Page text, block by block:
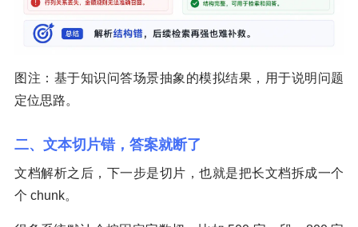
图注：基于知识问答场景抽象的模拟结果，用于说明问题
定位思路。
二、文本切片错，答案就断了
文档解析之后，下一步是切片，也就是把长文档拆成一个
个 chunk。